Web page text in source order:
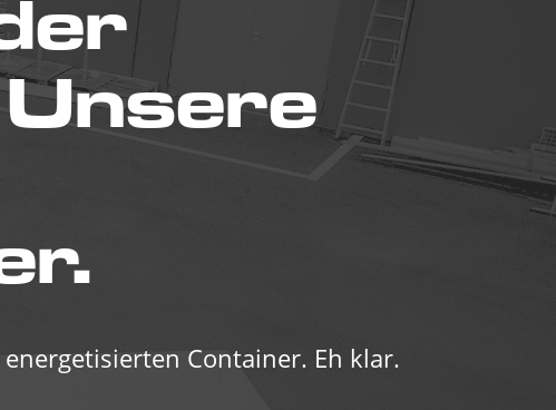
Container. Eh klar.